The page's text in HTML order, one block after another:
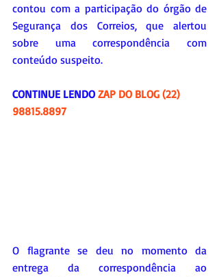
contou com a participação do órgão de
Segurança dos Correios, que alertou
sobre uma correspondência com
conteúdo suspeito.
CONTINUE LENDO ZAP DO BLOG (22)
98815.8897
O flagrante se deu no momento da
entrega da correspondência ao